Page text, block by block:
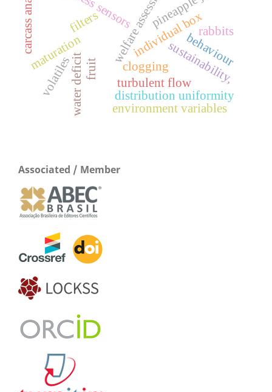
water deficit
maturation welfare assessment
individual box
sustainability,
distribution uniformity
fruit
volatiles clogging
filters
behaviour
environment variables
turbulent flow
rabbits
Associated / Member